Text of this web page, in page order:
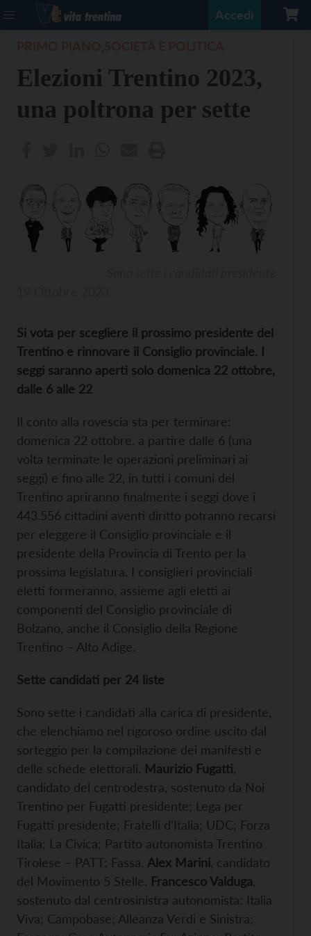
Accedi
,
Elezioni Trentino 2023,
una poltrona per sette
Si vota per scegliere il prossimo presidente del
Trentino e rinnovare il Consiglio provinciale. I
seggi saranno aperti solo domenica 22 ottobre,
dalle 6 alle 22
Il conto alla rovescia sta per terminare:
domenica 22 ottobre, a partire dalle 6 (una
volta terminate le operazioni preliminari ai
seggi) e fino alle 22, in tutti i comuni del
Trentino apriranno finalmente i seggi dove i
443.556 cittadini aventi diritto potranno recarsi
per eleggere il Consiglio provinciale e il
presidente della Provincia di Trento per la
prossima legislatura. I consiglieri provinciali
eletti formeranno, assieme agli eletti ai
componenti del Consiglio provinciale di
Bolzano, anche il Consiglio della Regione
Trentino – Alto Adige.
Sette candidati per 24 liste
Sono sette i candidati alla carica di presidente,
che elenchiamo nel rigoroso ordine uscito dal
sorteggio per la compilazione dei manifesti e
delle schede elettorali. Maurizio Fugatti
candidato del centrodestra, sostenuto da Noi
Trentino per Fugatti presidente; Lega per
Fugatti presidente; Fratelli d’Italia; UDC; Forza
Italia; La Civica; Partito autonomista Trentino
Tirolese – PATT; Fassa. Alex Marini , candidato
del Movimento 5 Stelle. Francesco Valduga
sostenuto dal centrosinistra autonomista: Italia
Viva; Campobase; Alleanza Verdi e Sinistra;